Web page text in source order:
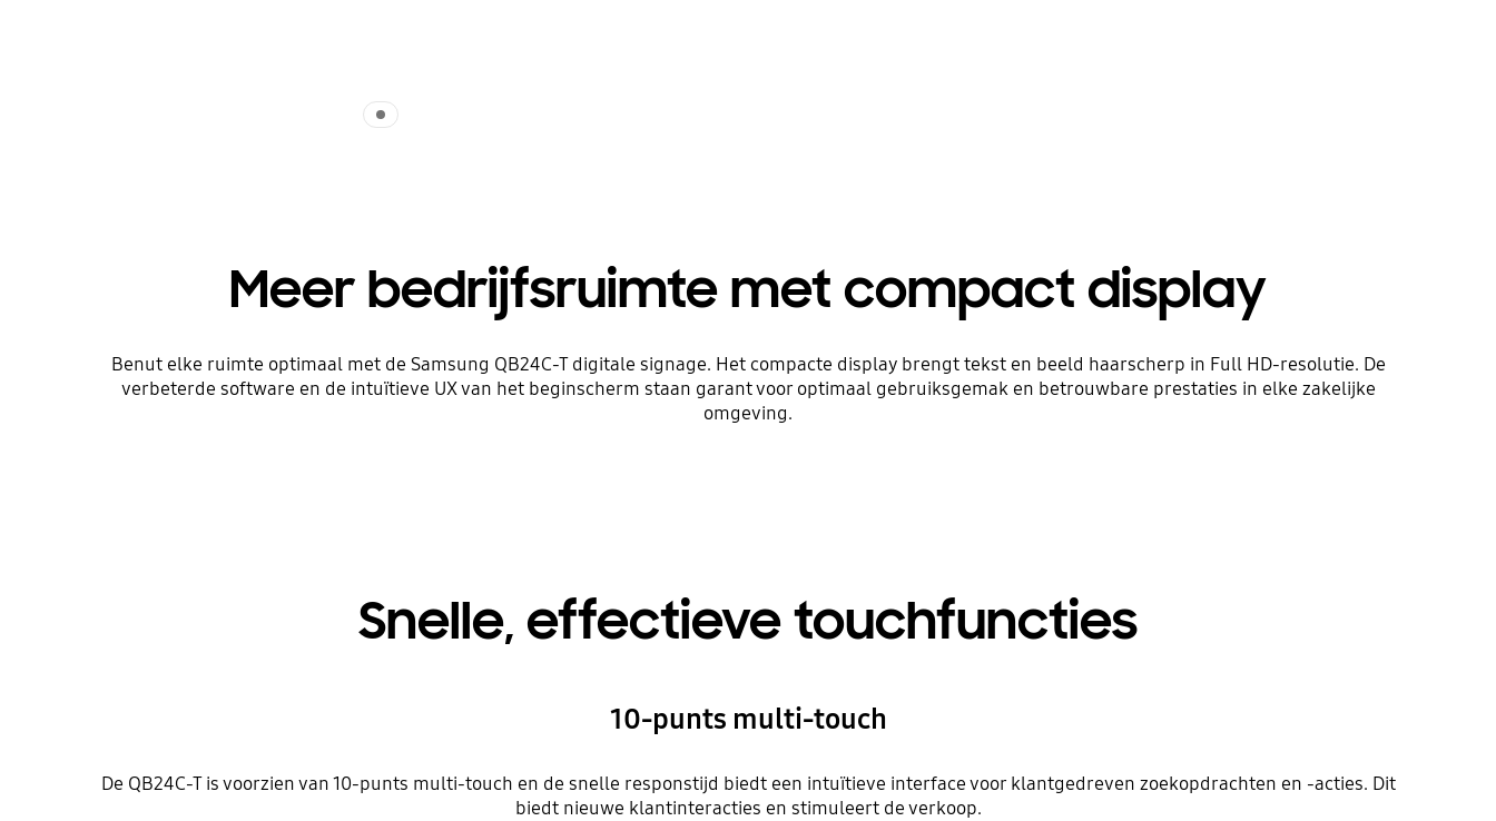
Meer bedrijfsruimte met compact display
Benut elke ruimte optimaal met de Samsung QB24C-T digitale signage. Het compacte display brengt tekst en beeld haarscherp in Full HD-resolutie. De
verbeterde software en de intuïtieve UX van het beginscherm staan garant voor optimaal gebruiksgemak en betrouwbare prestaties in elke zakelijke
omgeving.
Snelle, effectieve touchfuncties
10-punts multi-touch
De QB24C-T is voorzien van 10-punts multi-touch en de snelle responstijd biedt een intuïtieve interface voor klantgedreven zoekopdrachten en -acties. Dit
biedt nieuwe klantinteracties en stimuleert de verkoop.